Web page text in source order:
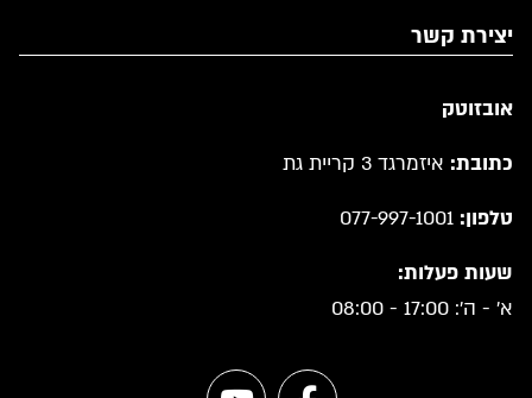
יצירת קשר
אובזוטק
כתובת: איזמרגד 3 קריית גת
טלפון: 077-997-1001
שעות פעלות:
א' - ה': 17:00 - 08:00